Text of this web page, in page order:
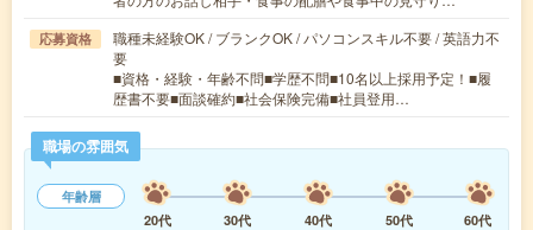
応募資格
職種未経験OK / ブランクOK / パソコンスキル不要 / 英語力不
要
■資格・経験・年齢不問■学歴不問■10名以上採用予定！■履
歴書不要■面談確約■社会保険完備■社員登用…
職場の雰囲気
年齢層
20代
30代 40代 50代
60代